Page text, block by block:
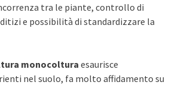
tra le piante, controllo di
e possibilità di standardizzare la
monocoltura esaurisce
nel suolo, fa molto affidamento su